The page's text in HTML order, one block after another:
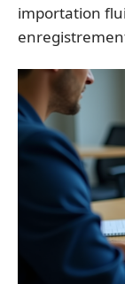
importation